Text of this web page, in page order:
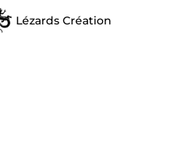
Lézards Création